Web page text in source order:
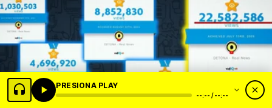
PRESIONA PLAY
--:-- / --:--